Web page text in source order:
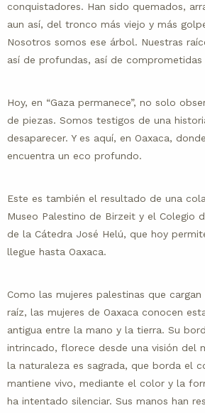
conquistadores. Han sido quemados,
aun así, del tronco más viejo y más
Nosotros somos ese árbol. Nuestras
así de profundas, así de
Hoy, en “Gaza permanece”, no solo
de piezas. Somos testigos de una
desaparecer. Y es aquí, en Oaxaca,
encuentra un eco profundo.
Este es también el resultado de una
Museo Palestino de Birzeit y el Colegio
de la Cátedra José Helú, que hoy
llegue hasta Oaxaca.
Como las mujeres palestinas que
raíz, las mujeres de Oaxaca conocen
antigua entre la mano y la tierra. Su
intrincado, florece desde una visión del
la naturaleza es sagrada, que borda el
mantiene vivo, mediante el color y la
ha intentado silenciar. Sus manos han